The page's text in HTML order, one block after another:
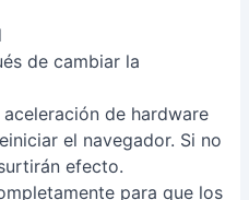
de cambiar la
de hardware
el navegador. Si no
efecto.
para que los